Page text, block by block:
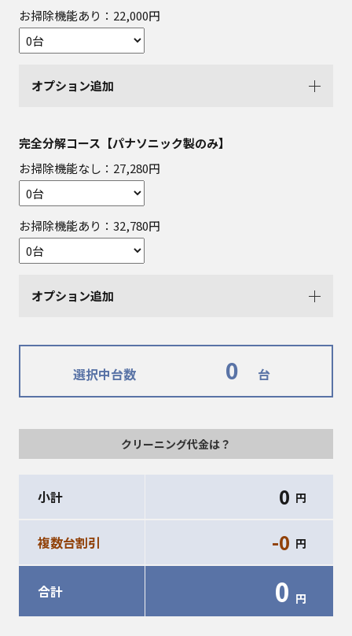
お掃除機能あり：22,000円
オプション追加
完全分解コース【パナソニック製のみ】
お掃除機能なし：27,280円
お掃除機能あり：32,780円
オプション追加
選択中台数 0 台
クリーニング代金は？
小計 0 円
複数台割引 -0 円
合計 0 円